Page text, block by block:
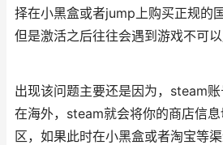
择在小黑盒或者jump上购买正规的
但是激活之后往往会遇到游戏不可
出现该问题主要还是因为，steam
在海外，steam就会将你的商店信
区，如果此时在小黑盒或者淘宝等